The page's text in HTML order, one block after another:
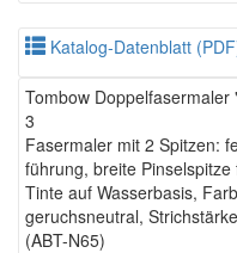
Katalog-Datenblatt
Tombow Doppelfasermaler
3
Fasermaler mit 2 Spitzen:
führung, breite
Tinte auf Wasserbasis,
geruchsneutral,
(ABT-N65)